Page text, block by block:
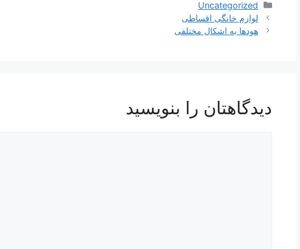
دسته‌ها
Uncategorized
ناوبری
نوشته‌ها
لوازم خانگی اقساطی
هودها به اشکال مختلفی
دیدگاهتان را بنویسید